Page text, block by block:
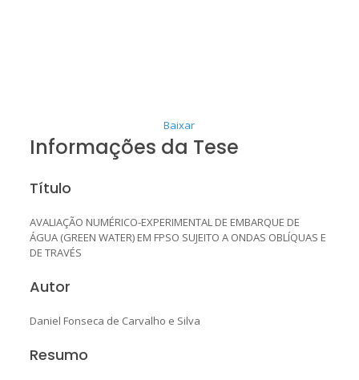
Baixar
Informações da Tese
Título
AVALIAÇÃO NUMÉRICO-EXPERIMENTAL DE EMBARQUE DE
ÁGUA (GREEN WATER) EM FPSO SUJEITO A ONDAS OBLÍQUAS E
DE TRAVÉS
Autor
Daniel Fonseca de Carvalho e Silva
Resumo